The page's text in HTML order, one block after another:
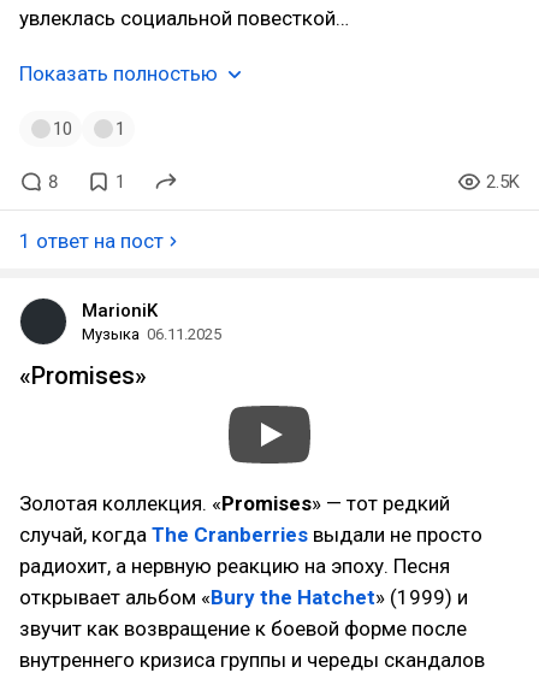
увлеклась социальной повесткой…
Показать полностью
10 1
8 1 2.5K
1 ответ на пост
MarioniK
Музыка 06.11.2025
«Promises»
Золотая коллекция. «Promises» — тот редкий
случай, когда The Cranberries выдали не просто
радиохит, а нервную реакцию на эпоху. Песня
открывает альбом «Bury the Hatchet» (1999) и
звучит как возвращение к боевой форме после
внутреннего кризиса группы и череды скандалов